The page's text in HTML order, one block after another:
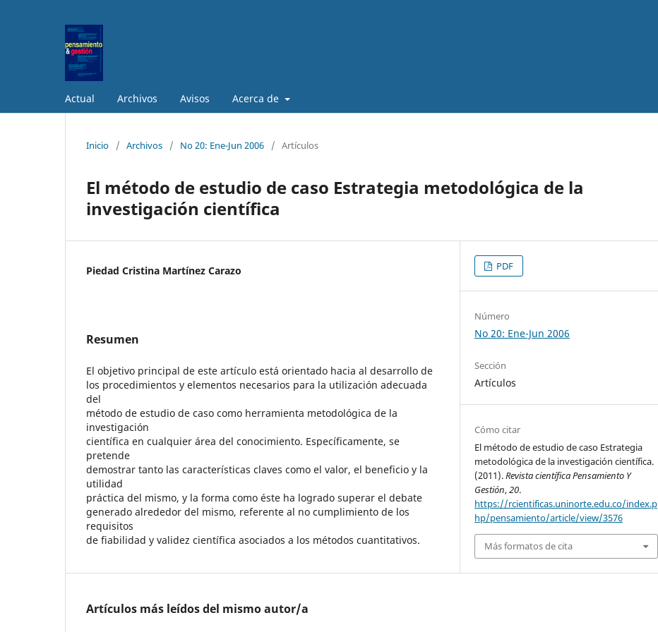
Actual Archivos Avisos Acerca de
Inicio / Archivos / No 20: Ene-Jun 2006 / Artículos
El método de estudio de caso Estrategia metodológica de la
investigación científica
Piedad Cristina Martínez Carazo
Resumen
El objetivo principal de este artículo está orientado hacia al desarrollo de
los procedimientos y elementos necesarios para la utilización adecuada
del
método de estudio de caso como herramienta metodológica de la
investigación
científica en cualquier área del conocimiento. Específicamente, se
pretende
demostrar tanto las características claves como el valor, el beneficio y la
utilidad
práctica del mismo, y la forma como éste ha logrado superar el debate
generado alrededor del mismo, referente al no cumplimiento de los
requisitos
de fiabilidad y validez científica asociados a los métodos cuantitativos.
PDF
Número
No 20: Ene-Jun 2006
Sección
Artículos
Cómo citar
El método de estudio de caso Estrategia
metodológica de la investigación científica.
(2011).Revista científica Pensamiento Y
Gestión,20.
https://rcientificas.uninorte.edu.co/index.p
hp/pensamiento/article/view/3576
Más formatos de cita
Artículos más leídos del mismo autor/a